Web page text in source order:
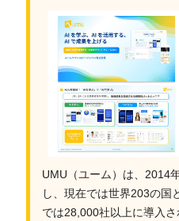
UMU（ユーム）は、2014
し、現在では世界203の国
では28,000社以上に導入